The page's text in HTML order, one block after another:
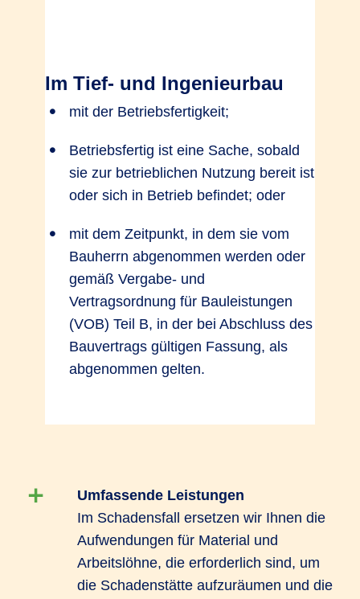
Im Tief- und Ingenieurbau
mit der Betriebsfertigkeit;
Betriebsfertig ist eine Sache, sobald
sie zur betrieblichen Nutzung bereit ist
oder sich in Betrieb befindet; oder
mit dem Zeitpunkt, in dem sie vom
Bauherrn abgenommen werden oder
gemäß Vergabe- und
Vertragsordnung für Bauleistungen
(VOB) Teil B, in der bei Abschluss des
Bauvertrags gültigen Fassung, als
abgenommen gelten.
Umfassende Leistungen
Im Schadensfall ersetzen wir Ihnen die
Aufwendungen für Material und
Arbeitslöhne, die erforderlich sind, um
die Schadenstätte aufzuräumen und die